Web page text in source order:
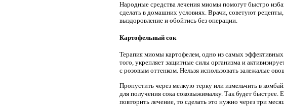
Народные средства лечения миомы помогут быстро
сделать в домашних условиях. Врачи, советуют
выздоровление и обойтись без операции.
Картофельный сок
Терапия миомы картофелем, одно из самых
того, укрепляет защитные силы организма и
с розовым оттенком. Нельзя использовать залежалые
Пропустить через мелкую терку или измельчить в
для получения сока соковыжималку. Так будет
повторить лечение, то сделать это нужно через три